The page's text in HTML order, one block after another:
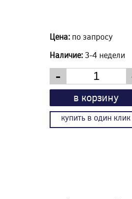
Цена: по запросу
Наличие: 3-4 недели
-
в корзину
купить в один клик